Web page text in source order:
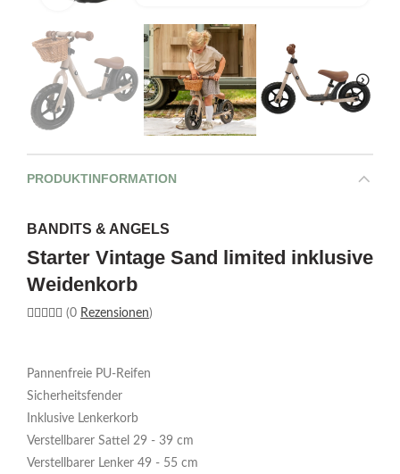
PRODUKTINFORMATION
BANDITS & ANGELS
Starter Vintage Sand limited inklusive
Weidenkorb
(0 Rezensionen)
Pannenfreie PU-Reifen
Sicherheitsfender
Inklusive Lenkerkorb
Verstellbarer Sattel 29 - 39 cm
Verstellbarer Lenker 49 - 55 cm